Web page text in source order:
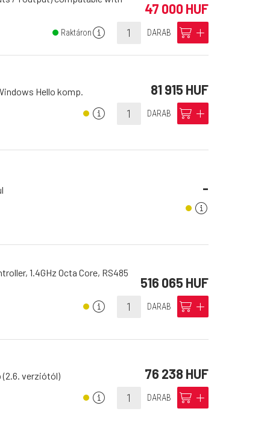
47 000 HUF
Raktároninfo DARAB cart add
Hello komp. 81 915 HUF
info DARAB cart add
-
info
1.4GHz Octa Core, RS485
516 065 HUF
info DARAB cart add
verziótól) 76 238 HUF
info DARAB cart add